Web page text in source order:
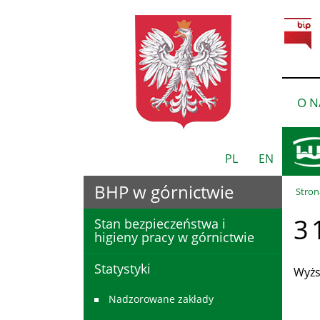
PL EN
O
3
BHP w górnictwie
Stan bezpieczeństwa i
higieny pracy w górnictwie
Statystyki
Nadzorowane zakłady